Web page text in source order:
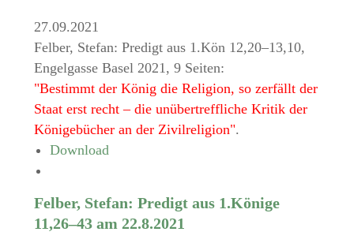
27.09.2021
Felber, Stefan: Predigt aus 1.Kön 12,20–13,10,
Engelgasse Basel 2021, 9 Seiten:
"Bestimmt der König die Religion, so zerfällt der
Staat erst recht – die unübertreffliche Kritik der
Königebücher an der Zivilreligion".
Download
Felber, Stefan: Predigt aus 1.Könige
11,26–43 am 22.8.2021